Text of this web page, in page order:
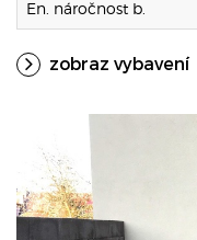
En. náročnost b.
zobraz vybavení